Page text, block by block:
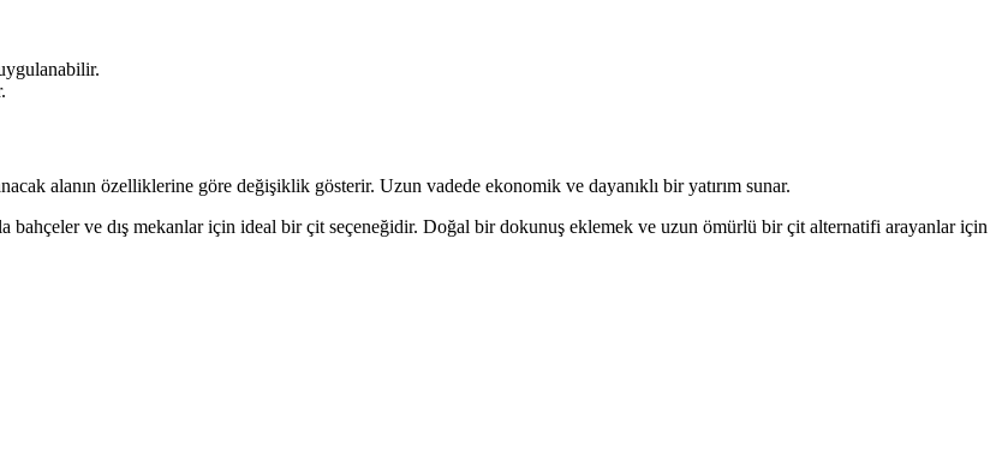
alanın özelliklerine göre değişiklik gösterir. Uzun vadede ekonomik ve dayanıklı bir yatırım sunar.
bahçeler ve dış mekanlar için ideal bir çit seçeneğidir. Doğal bir dokunuş eklemek ve uzun ömürlü bir çit alternatifi arayanlar için